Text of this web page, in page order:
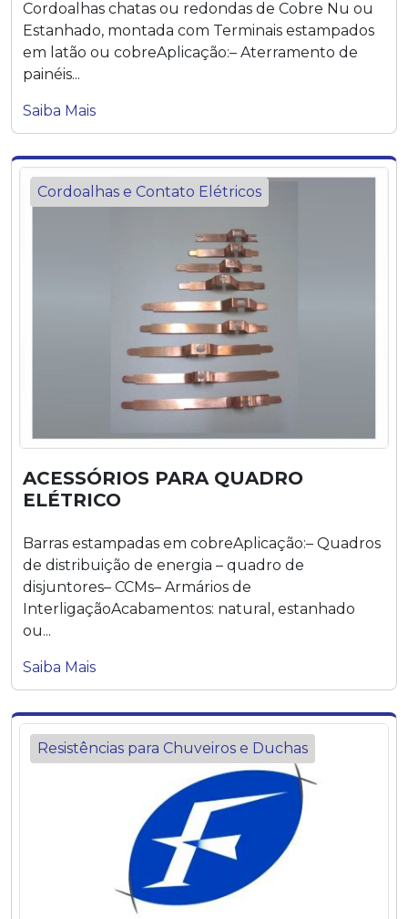
Cordoalhas chatas ou redondas de Cobre Nu ou
Estanhado, montada com Terminais estampados
em latão ou cobreAplicação:– Aterramento de
painéis...
Saiba Mais
Cordoalhas e Contato Elétricos
ACESSÓRIOS PARA QUADRO
ELÉTRICO
Barras estampadas em cobreAplicação:– Quadros
de distribuição de energia – quadro de
disjuntores– CCMs– Armários de
InterligaçãoAcabamentos: natural, estanhado
ou...
Saiba Mais
Resistências para Chuveiros e Duchas